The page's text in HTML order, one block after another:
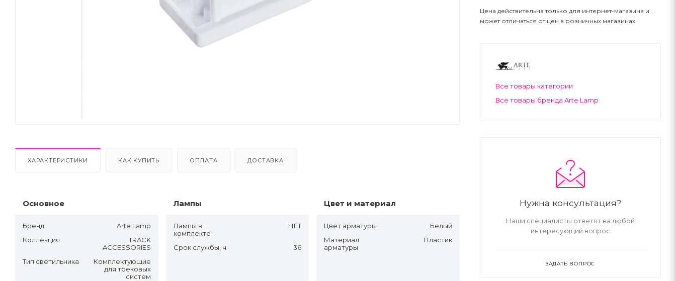
ХАРАКТЕРИСТИКИ КАК КУПИТЬ ОПЛАТА ДОСТАВКА
Основное
Бренд
Arte Lamp
Коллекция
TRACK
ACCESSORIES
Тип светильника
Комплектующие
для трековых
систем
Лампы
Лампы в
комплекте
НЕТ
Срок службы, ч 36
Цвет и материал
Цвет арматуры
Белый
Материал
арматуры
Пластик
Цена действительна только для интернет-магазина и
может отличаться от цен в розничных магазинах
Все товары категории
Все товары бренда Arte Lamp
Нужна консультация?
Наши специалисты ответят на любой
интересующий вопрос
ЗАДАТЬ ВОПРОС